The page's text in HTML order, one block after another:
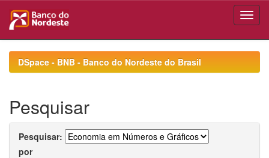
navigationDSpace - BNB - Banco do Nordeste do Brasil
Pesquisar
Pesquisar:
por